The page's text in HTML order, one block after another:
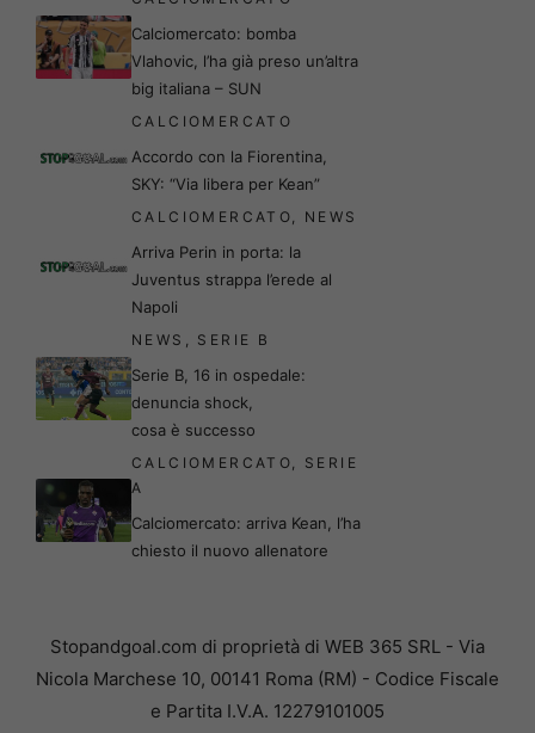
Calciomercato: bomba
Vlahovic, l’ha già preso un’altra
big italiana – SUN
CALCIOMERCATO
Accordo con la Fiorentina,
SKY: “Via libera per Kean”
CALCIOMERCATO, NEWS
Arriva Perin in porta: la
Juventus strappa l’erede al
Napoli
NEWS , SERIE B
Serie B, 16 in ospedale:
denuncia shock,
cosa è successo
CALCIOMERCATO, SERIE
A
Calciomercato: arriva Kean, l’ha
chiesto il nuovo allenatore
Stopandgoal.com di proprietà di WEB 365 SRL - Via
Nicola Marchese 10, 00141 Roma (RM) - Codice Fiscale
e Partita I.V.A. 12279101005